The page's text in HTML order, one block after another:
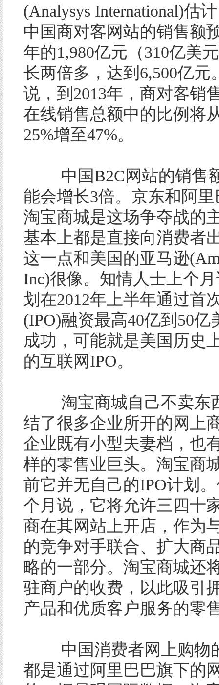
(Analysys International)估
中国商对客网站的销售额
年的1,980亿元（310亿美
长两倍多，达到6,500亿元
说，到2013年，商对客销
在线销售总额中的比例将
25%增至47%。
中国B2C网站的销售
能会增长3倍。京东和阿
淘宝商城是这场争夺战的
基本上都是直接向消费者
这一点和美国的亚马逊
Inc)很像。知情人士上个
划在2012年上半年通过首
(IPO)融资最高40亿到50亿
成功，可能就是美国历史
的互联网IPO。
淘宝商城自己不卖东
结了很多企业所开的网上
企业既有小型夫妻档，也
样的零售业巨头。淘宝商
前它并无自己的IPO计划
个月说，它将允许三四十
商在其网站上开店，作为
的竞争对手联合、扩大商
略的一部分。淘宝商城还
驻商户的收费，以此吸引
产品和优质客户服务的零
中国消费者网上购物
都是通过阿里巴巴旗下的